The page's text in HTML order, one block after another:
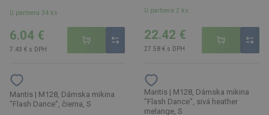
U partnera 34 ks
6.04 €
7.43 € s DPH
U partnera 2 ks
22.42 €
27.58 € s DPH
Mantis | M128, Dámska mikina
"Flash Dance", čierna, S
Mantis | M128, Dámska mikina
"Flash Dance", sivá heather
melange, S